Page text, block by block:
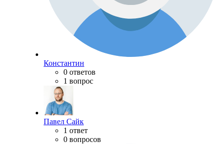
Константин
0 ответов
1 вопрос
Павел Сайк
1 ответ
0 вопросов